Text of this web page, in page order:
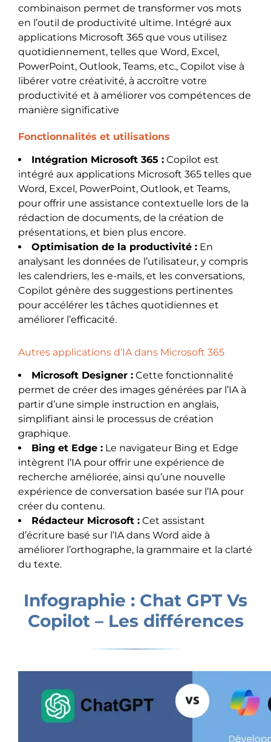
combinaison permet de transformer vos mots
en l’outil de productivité ultime. Intégré aux
applications Microsoft 365 que vous utilisez
quotidiennement, telles que Word, Excel,
PowerPoint, Outlook, Teams, etc., Copilot vise à
libérer votre créativité, à accroître votre
productivité et à améliorer vos compétences de
manière significative
Fonctionnalités et utilisations
Intégration Microsoft 365 : Copilot est
intégré aux applications Microsoft 365 telles que
Word, Excel, PowerPoint, Outlook, et Teams,
pour offrir une assistance contextuelle lors de la
rédaction de documents, de la création de
présentations, et bien plus encore.
Optimisation de la productivité : En
analysant les données de l’utilisateur, y compris
les calendriers, les e-mails, et les conversations,
Copilot génère des suggestions pertinentes
pour accélérer les tâches quotidiennes et
améliorer l’efficacité.
Autres applications d’IA dans Microsoft 365
Microsoft Designer : Cette fonctionnalité
permet de créer des images générées par l’IA à
partir d’une simple instruction en anglais,
simplifiant ainsi le processus de création
graphique.
Bing et Edge : Le navigateur Bing et Edge
intègrent l’IA pour offrir une expérience de
recherche améliorée, ainsi qu’une nouvelle
expérience de conversation basée sur l’IA pour
créer du contenu.
Rédacteur Microsoft : Cet assistant
d’écriture basé sur l’IA dans Word aide à
améliorer l’orthographe, la grammaire et la clarté
du texte.
Infographie : Chat GPT Vs
Copilot – Les différences